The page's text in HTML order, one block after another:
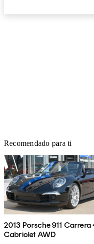
Recomendado para ti
2013 Porsche 911 Carrera
Cabriolet AWD